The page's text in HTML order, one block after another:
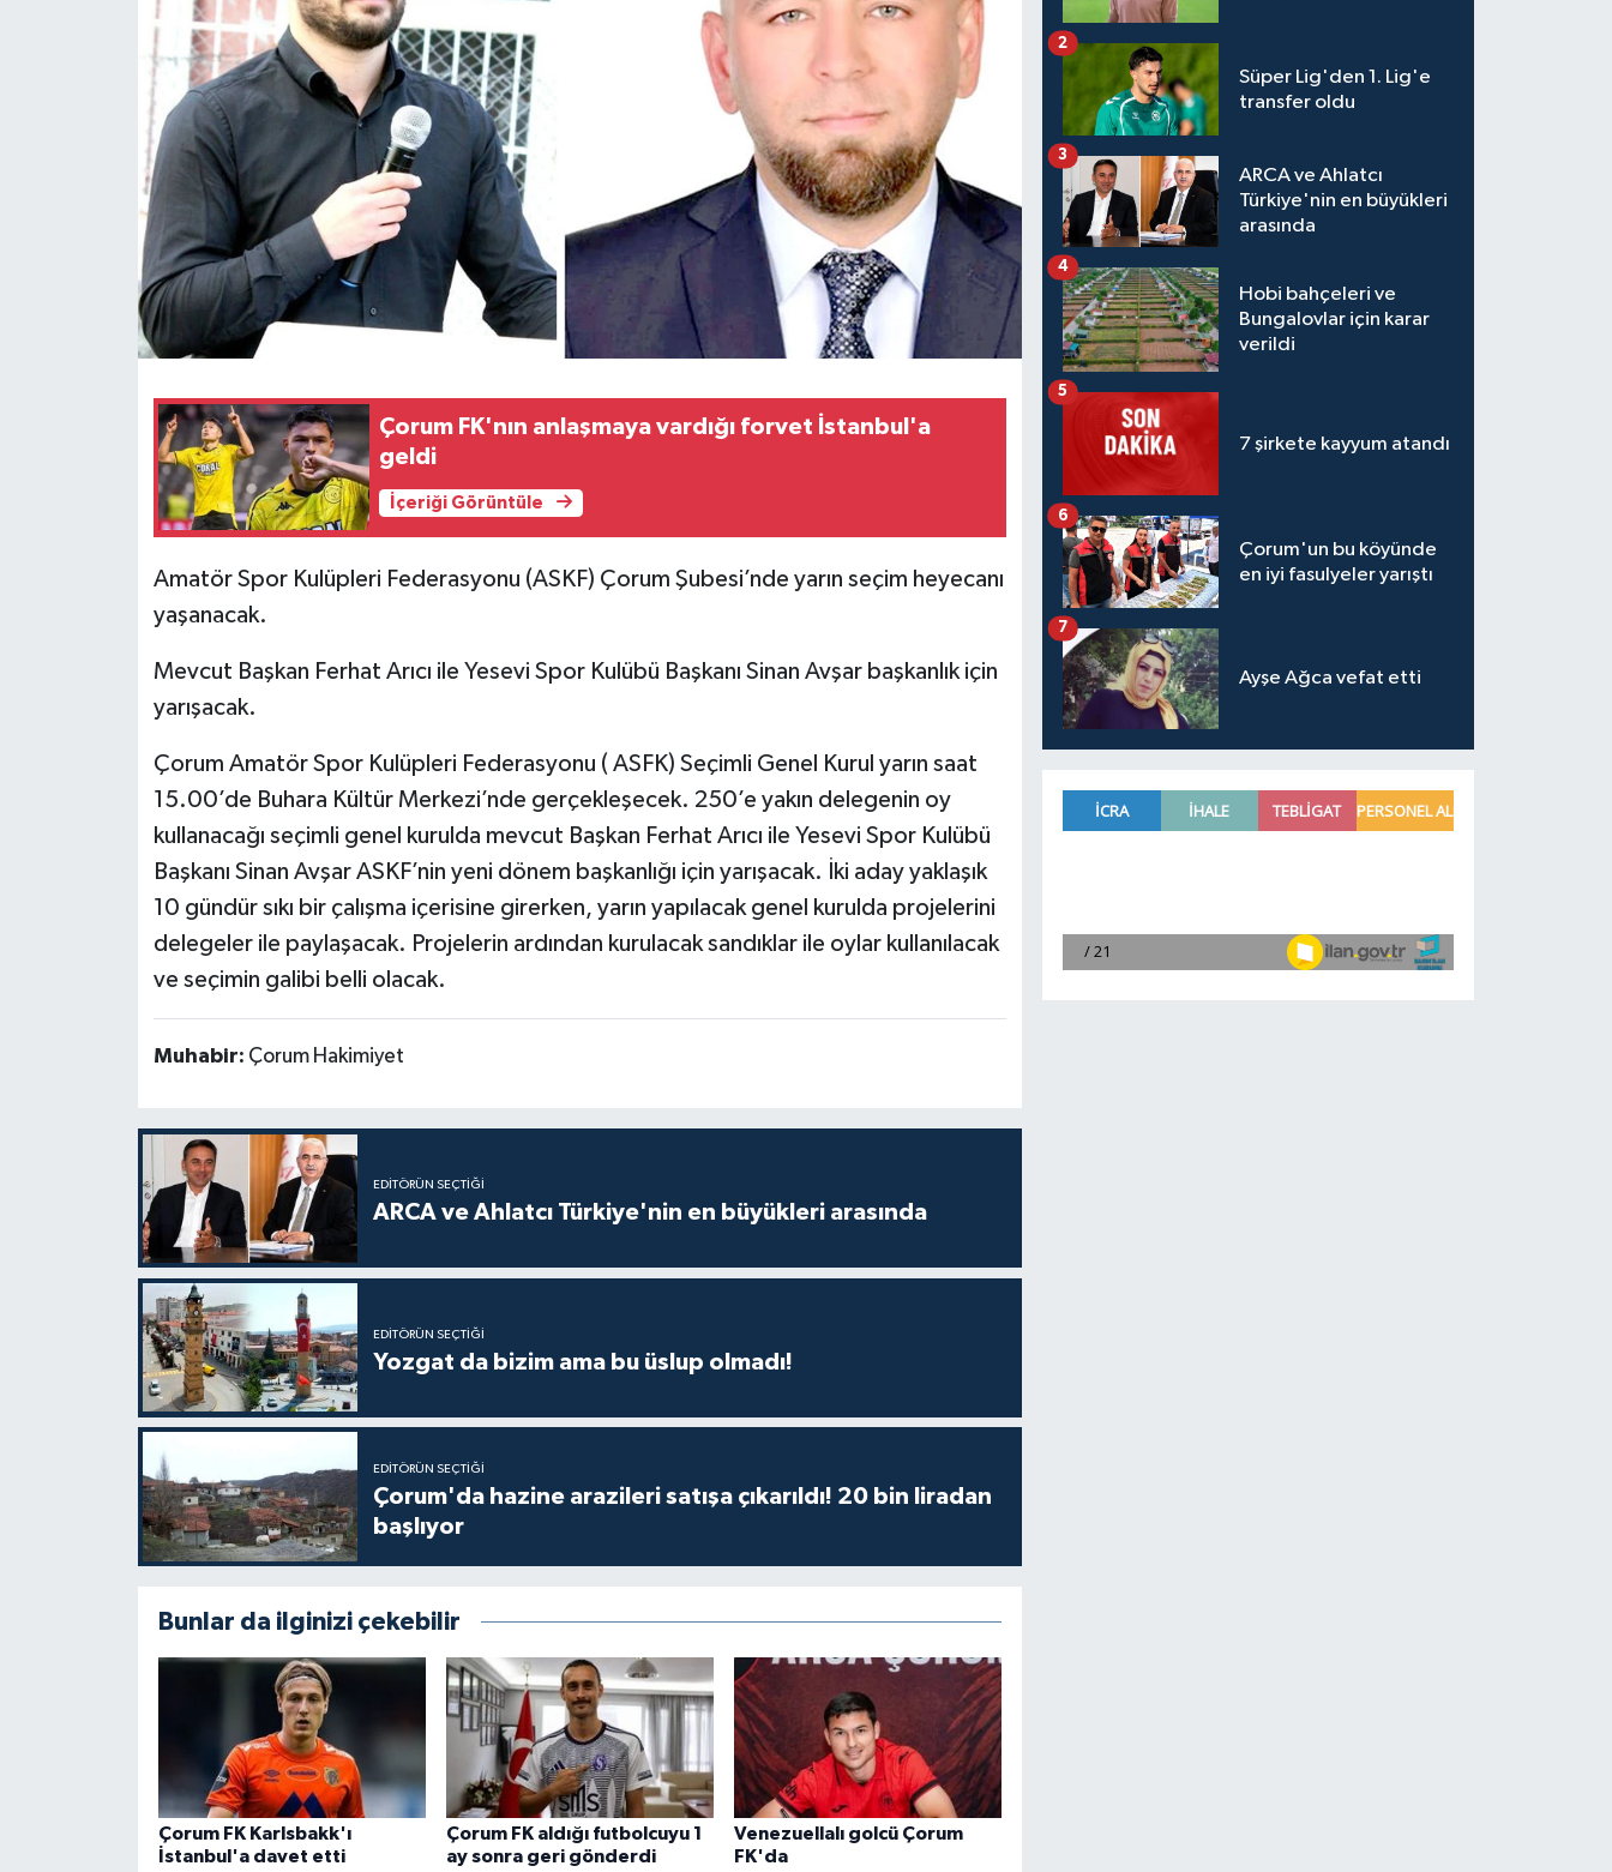
Çorum FK'nın anlaşmaya vardığı forvet İstanbul'a
geldi
İçeriği Görüntüle
Amatör Spor Kulüpleri Federasyonu (ASKF) Çorum Şubesi’nde yarın seçim heyecanı
yaşanacak.
Mevcut Başkan Ferhat Arıcı ile Yesevi Spor Kulübü Başkanı Sinan Avşar başkanlık için
yarışacak.
Çorum Amatör Spor Kulüpleri Federasyonu ( ASFK) Seçimli Genel Kurul yarın saat
15.00’de Buhara Kültür Merkezi’nde gerçekleşecek. 250’e yakın delegenin oy
kullanacağı seçimli genel kurulda mevcut Başkan Ferhat Arıcı ile Yesevi Spor Kulübü
Başkanı Sinan Avşar ASKF’nin yeni dönem başkanlığı için yarışacak. İki aday yaklaşık
10 gündür sıkı bir çalışma içerisine girerken, yarın yapılacak genel kurulda projelerini
delegeler ile paylaşacak. Projelerin ardından kurulacak sandıklar ile oylar kullanılacak
ve seçimin galibi belli olacak.
Muhabir: Çorum Hakimiyet
EDITÖRÜN SEÇTIĞI
ARCA ve Ahlatcı Türkiye'nin en büyükleri arasında
EDITÖRÜN SEÇTIĞI
Yozgat da bizim ama bu üslup olmadı!
EDITÖRÜN SEÇTIĞI
Çorum'da hazine arazileri satışa çıkarıldı! 20 bin liradan
başlıyor
Bunlar da ilginizi çekebilir
Çorum FK Karlsbakk'ı
İstanbul'a davet etti
Çorum FK aldığı futbolcuyu 1
ay sonra geri gönderdi
Venezuellalı golcü Çorum
FK'da
Süper Lig'den 1. Lig'e
transfer oldu
2
ARCA ve Ahlatcı
Türkiye'nin en büyükleri
arasında
3
Hobi bahçeleri ve
Bungalovlar için karar
verildi
4
7 şirkete kayyum atandı
5
Çorum'un bu köyünde
en iyi fasulyeler yarıştı
6
Ayşe Ağca vefat etti
7
OTOPARK
TEKNOLOJİ